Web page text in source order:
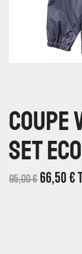
Coupe
Set
95,00€ 66,50€